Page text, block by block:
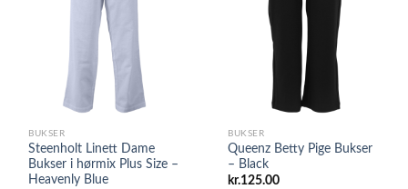
BUKSER
Steenholt Linett Dame
Bukser i hørmix Plus Size –
Heavenly Blue
BUKSER
Queenz Betty Pige Bukser
– Black
kr.125.00